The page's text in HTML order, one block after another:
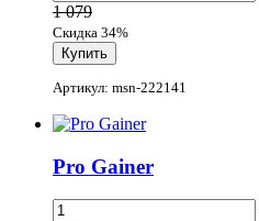
1 079
Скидка 34%
Артикул: msn-222141
Pro Gainer